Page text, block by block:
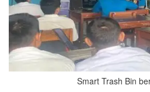
Smart Trash Bin